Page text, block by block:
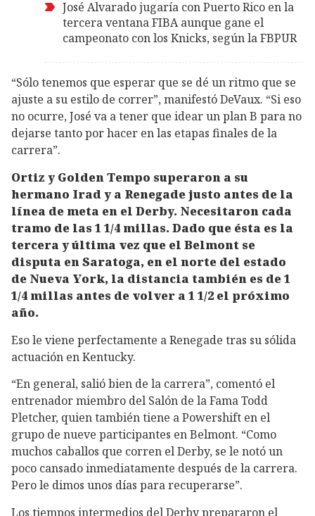
José Alvarado jugaría con Puerto Rico en la
tercera ventana FIBA aunque gane el
campeonato con los Knicks, según la FBPUR
“Sólo tenemos que esperar que se dé un ritmo que se
ajuste a su estilo de correr”, manifestó DeVaux. “Si eso
no ocurre, José va a tener que idear un plan B para no
dejarse tanto por hacer en las etapas finales de la
carrera”.
Ortiz y Golden Tempo superaron a su
hermano Irad y a Renegade justo antes de la
línea de meta en el Derby. Necesitaron cada
tramo de las 1 1/4 millas. Dado que ésta es la
tercera y última vez que el Belmont se
disputa en Saratoga, en el norte del estado
de Nueva York, la distancia también es de 1
1/4 millas antes de volver a 1 1/2 el próximo
año.
Eso le viene perfectamente a Renegade tras su sólida
actuación en Kentucky.
“En general, salió bien de la carrera”, comentó el
entrenador miembro del Salón de la Fama Todd
Pletcher, quien también tiene a Powershift en el
grupo de nueve participantes en Belmont. “Como
muchos caballos que corren el Derby, se le notó un
poco cansado inmediatamente después de la carrera.
Pero le dimos unos días para recuperarse”.
Los tiempos intermedios del Derby prepararon el